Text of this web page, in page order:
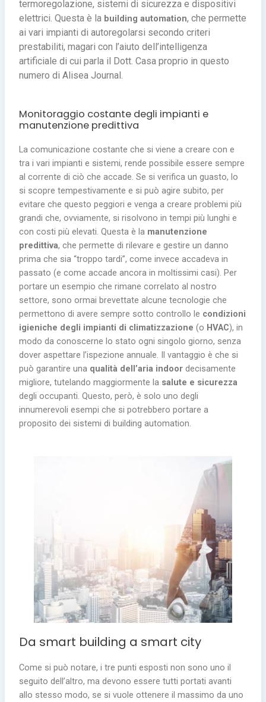
termoregolazione, sistemi di sicurezza e dispositivi
elettrici. Questa è la building automation, che permette
ai vari impianti di autoregolarsi secondo criteri
prestabiliti, magari con l’aiuto dell’intelligenza
artificiale di cui parla il Dott. Casa proprio in questo
numero di Alisea Journal.
Monitoraggio costante degli impianti e
manutenzione predittiva
La comunicazione costante che si viene a creare con e
tra i vari impianti e sistemi, rende possibile essere sempre
al corrente di ciò che accade. Se si verifica un guasto, lo
si scopre tempestivamente e si può agire subito, per
evitare che questo peggiori e venga a creare problemi più
grandi che, ovviamente, si risolvono in tempi più lunghi e
con costi più elevati. Questa è la manutenzione
predittiva, che permette di rilevare e gestire un danno
prima che sia “troppo tardi”, come invece accadeva in
passato (e come accade ancora in moltissimi casi). Per
portare un esempio che rimane correlato al nostro
settore, sono ormai brevettate alcune tecnologie che
permettono di avere sempre sotto controllo le condizioni
igieniche degli impianti di climatizzazione(o HVAC), in
modo da conoscerne lo stato ogni singolo giorno, senza
dover aspettare l’ispezione annuale. Il vantaggio è che si
può garantire una qualità dell’aria indoor decisamente
migliore, tutelando maggiormente la salute e sicurezza
degli occupanti. Questo, però, è solo uno degli
innumerevoli esempi che si potrebbero portare a
proposito dei sistemi di building automation.
Da smart building a smart city
Come si può notare, i tre punti esposti non sono uno il
seguito dell’altro, ma devono essere tutti portati avanti
allo stesso modo, se si vuole ottenere il massimo da uno